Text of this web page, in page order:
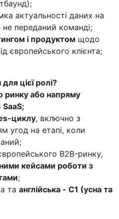
актуальності даних на
переданий команді;
і продуктом щодо
європейського клієнта;
цієї ролі?
ринку або напряму
циклу, включно з
угод на етапі, коли
B2B-ринку,
кейсами роботи з
;
та англійська - C1 (усна та